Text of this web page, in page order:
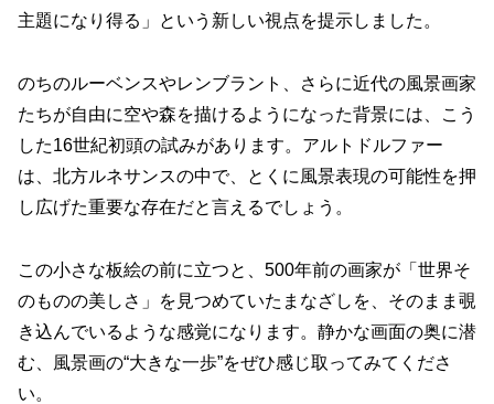
主題になり得る」という新しい視点を提示しました。
のちのルーベンスやレンブラント、さらに近代の風景画家
たちが自由に空や森を描けるようになった背景には、こう
した16世紀初頭の試みがあります。アルトドルファー
は、北方ルネサンスの中で、とくに風景表現の可能性を押
し広げた重要な存在だと言えるでしょう。
この小さな板絵の前に立つと、500年前の画家が「世界そ
のものの美しさ」を見つめていたまなざしを、そのまま覗
き込んでいるような感覚になります。静かな画面の奥に潜
む、風景画の“大きな一歩”をぜひ感じ取ってみてくださ
い。